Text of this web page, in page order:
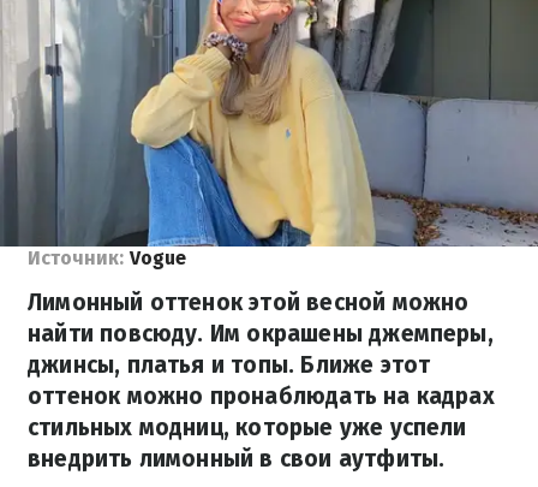
Источник: Vogue
Лимонный оттенок этой весной можно
найти повсюду. Им окрашены джемперы,
джинсы, платья и топы. Ближе этот
оттенок можно пронаблюдать на кадрах
стильных модниц, которые уже успели
внедрить лимонный в свои аутфиты.